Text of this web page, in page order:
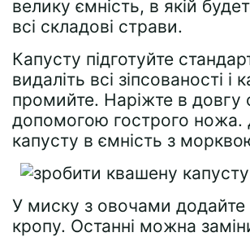
велику ємність, в якій
всі складові страви.
Капусту підготуйте
видаліть всі зіпсованості і
промийте. Наріжте в довгу
допомогою гострого ножа.
капусту в ємність з
У миску з овочами додайте
кропу. Останні можна